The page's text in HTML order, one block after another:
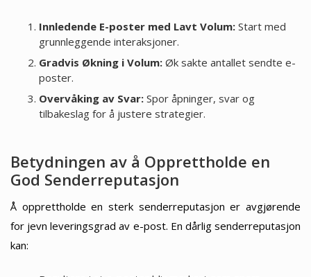
Innledende E-poster med Lavt Volum:Start med
grunnleggende interaksjoner.
Gradvis Økning i Volum:Øk sakte antallet sendte e-
poster.
Overvåking av Svar:Spor åpninger, svar og
tilbakeslag for å justere strategier.
Betydningen av å Opprettholde en
God Senderreputasjon
Å opprettholde en sterk senderreputasjon er avgjørende
for jevn leveringsgrad av e-post. En dårlig senderreputasjon
kan: